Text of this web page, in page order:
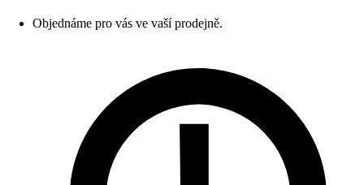
Objednáme pro vás ve vaší prodejně.